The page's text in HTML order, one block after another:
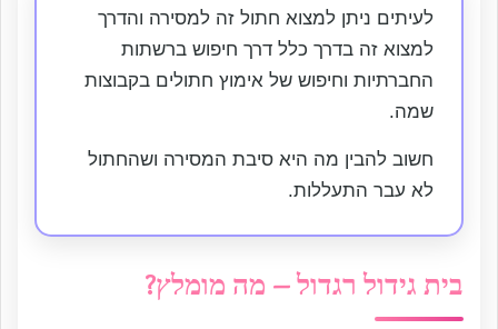
לעיתים ניתן למצוא חתול זה למסירה והדרך
למצוא זה בדרך כלל דרך חיפוש ברשתות
החברתיות וחיפוש של אימוץ חתולים בקבוצות
שמה.
חשוב להבין מה היא סיבת המסירה ושהחתול
לא עבר התעללות.
בית גידול רגדול – מה מומלץ?